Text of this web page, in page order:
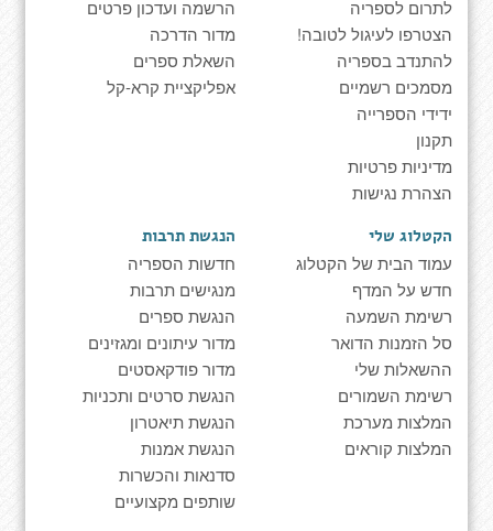
לתרום לספריה
הצטרפו לעיגול לטובה!
להתנדב בספריה
מסמכים רשמיים
ידידי הספרייה
תקנון
מדיניות פרטיות
הצהרת נגישות
הרשמה ועדכון פרטים
מדור הדרכה
השאלת ספרים
אפליקציית קרא-קל
הקטלוג שלי
עמוד הבית של הקטלוג
חדש על המדף
רשימת השמעה
סל הזמנות הדואר
ההשאלות שלי
רשימת השמורים
המלצות מערכת
המלצות קוראים
הנגשת תרבות
חדשות הספריה
מנגישים תרבות
הנגשת ספרים
מדור עיתונים ומגזינים
מדור פודקאסטים
הנגשת סרטים ותכניות
הנגשת תיאטרון
הנגשת אמנות
סדנאות והכשרות
שותפים מקצועיים